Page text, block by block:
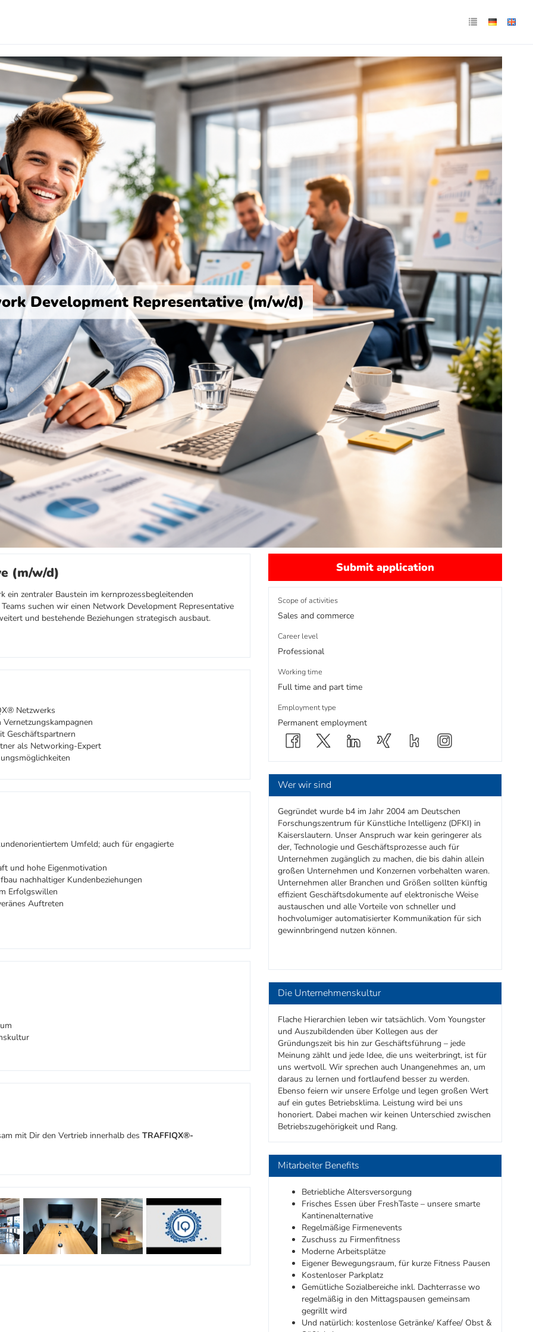
Development Representative (m/w/d)
(m/w/d)
zentraler Baustein im kernprozessbegleitenden
suchen wir einen Network Development Representative
und bestehende Beziehungen strategisch ausbaut.
Netzwerks
Geschäftspartnern
als Networking-Expert
Umfeld; auch für engagierte
und hohe Eigenmotivation
nachhaltiger Kundenbeziehungen
Erfolgswillen
Auftreten
mit Dir den Vertrieb innerhalb des TRAFFIQX®-
Submit application
Scope of activities
Sales and commerce
Career level
Professional
Working time
Full time and part time
Employment type
Permanent employment
Wer wir sind
Gegründet wurde b4 im Jahr 2004 am Deutschen
Forschungszentrum für Künstliche Intelligenz (DFKI) in
Kaiserslautern. Unser Anspruch war kein geringerer als
der, Technologie und Geschäftsprozesse auch für
Unternehmen zugänglich zu machen, die bis dahin allein
großen Unternehmen und Konzernen vorbehalten waren.
Unternehmen aller Branchen und Größen sollten künftig
effizient Geschäftsdokumente auf elektronische Weise
austauschen und alle Vorteile von schneller und
hochvolumiger automatisierter Kommunikation für sich
gewinnbringend nutzen können.
Die Unternehmenskultur
Flache Hierarchien leben wir tatsächlich. Vom Youngster
und Auszubildenden über Kollegen aus der
Gründungszeit bis hin zur Geschäftsführung – jede
Meinung zählt und jede Idee, die uns weiterbringt, ist für
uns wertvoll. Wir sprechen auch Unangenehmes an, um
daraus zu lernen und fortlaufend besser zu werden.
Ebenso feiern wir unsere Erfolge und legen großen Wert
auf ein gutes Betriebsklima. Leistung wird bei uns
honoriert. Dabei machen wir keinen Unterschied zwischen
Betriebszugehörigkeit und Rang.
Mitarbeiter Benefits
Betriebliche Altersversorgung
Frisches Essen über FreshTaste – unsere smarte
Kantinenalternative
Regelmäßige Firmenevents
Zuschuss zu Firmenfitness
Moderne Arbeitsplätze
Eigener Bewegungsraum, für kurze Fitness Pausen
Kostenloser Parkplatz
Gemütliche Sozialbereiche inkl. Dachterrasse wo
regelmäßig in den Mittagspausen gemeinsam
gegrillt wird
Und natürlich: kostenlose Getränke/ Kaffee/ Obst &